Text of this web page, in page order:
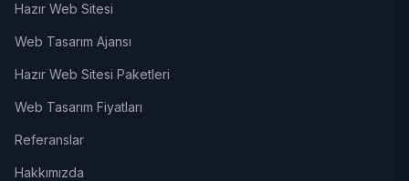
Hazır Web Sitesi
Web Tasarım Ajansı
Hazır Web Sitesi Paketleri
Web Tasarım Fiyatları
Referanslar
Hakkımızda